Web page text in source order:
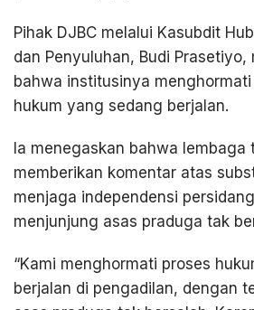
Pihak DJBC melalui Kasubdit
dan Penyuluhan, Budi Prasetiyo,
bahwa institusinya
hukum yang sedang berjalan.
Ia menegaskan bahwa lembaga
memberikan komentar atas
menjaga independensi
menjunjung asas praduga tak
“Kami menghormati proses
berjalan di pengadilan, dengan